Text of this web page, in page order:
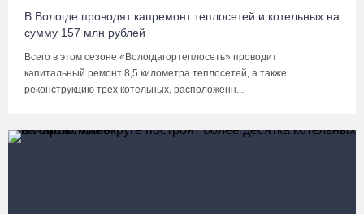
В Вологде проводят капремонт теплосетей и котельных на
сумму 157 млн рублей
Всего в этом сезоне «Вологдагортеплосеть» проводит
капитальный ремонт 8,5 километра теплосетей, а также
реконструкцию трех котельных, расположенн...